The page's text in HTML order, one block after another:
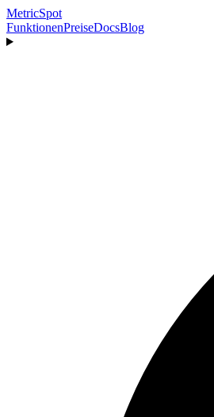
MetricSpot
FunktionenPreiseDocsBlog